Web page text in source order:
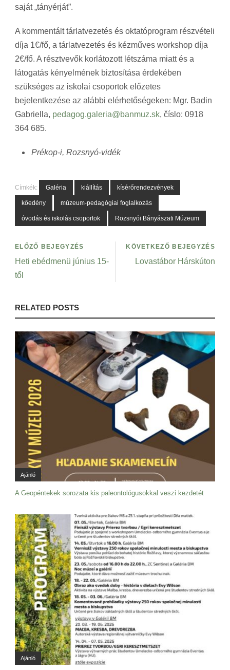
saját „tányérját”.
A kommentált tárlatvezetés és oktatóprogram részvételi
díja 1€/fő, a tárlatvezetés és kézműves workshop díja
2€/fő. A résztvevők korlátozott létszáma miatt és a
látogatás kényelmének biztosítása érdekében
szükséges az iskolai csoportok előzetes
bejelentkezése az alábbi elérhetőségeken: Mgr. Badin
Gabriella, pedagog.galeria@banmuz.sk, číslo: 0918
364 685.
Prékop-i, Rozsnyó-vidék
Címkék: Galéria kiállítás kísérőrendezvények
kőedény múzeum-pedagógiai foglalkozás
óvodás és iskolás csoportok Rozsnyói Bányászati Múzeum
ELŐZŐ BEJEGYZÉS
Heti ebédmenü június 15-
től
KÖVETKEZŐ BEJEGYZÉS
Lovastábor Hárskúton
RELATED POSTS
Ajánló
A Geopéntekek sorozata kis paleontológusokkal veszi kezdetét
Ajánló